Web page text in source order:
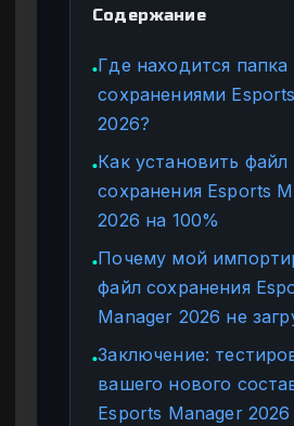
Содержание
●Где находится папка
сохранениями
2026?
●Как установить файл
сохранения Esports
2026 на 100%
●Почему мой
файл сохранения
Manager 2026 не
●Заключение:
вашего нового
Esports Manager 2026